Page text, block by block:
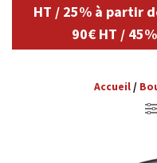
HT / 25% à partir
90€ HT /
Accueil/